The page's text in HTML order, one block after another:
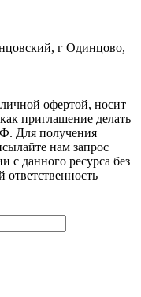
г Одинцово,
офертой, носит
приглашение делать
Для получения
нам запрос
данного ресурса без
ответственность